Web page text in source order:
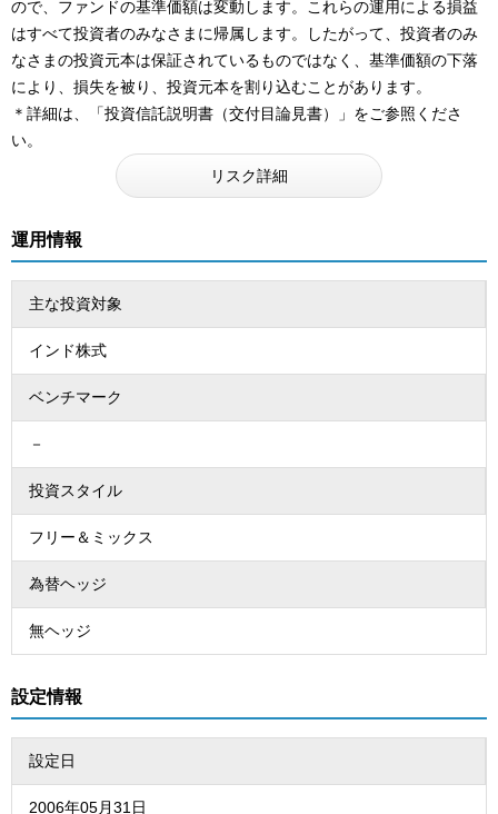
ので、ファンドの基準価額は変動します。これらの運用による損益
はすべて投資者のみなさまに帰属します。したがって、投資者のみ
なさまの投資元本は保証されているものではなく、基準価額の下落
により、損失を被り、投資元本を割り込むことがあります。
＊詳細は、「投資信託説明書（交付目論見書）」をご参照くださ
い。
リスク詳細
運用情報
主な投資対象
インド株式
ベンチマーク
－
投資スタイル
フリー＆ミックス
為替ヘッジ
無ヘッジ
設定情報
設定日
2006年05月31日